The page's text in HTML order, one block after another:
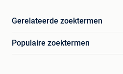
Gerelateerde zoektermen
Populaire zoektermen